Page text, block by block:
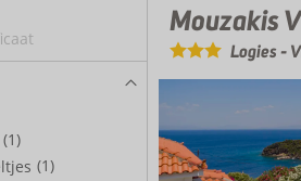
(1)
(1)
Mouzakis
Logies-